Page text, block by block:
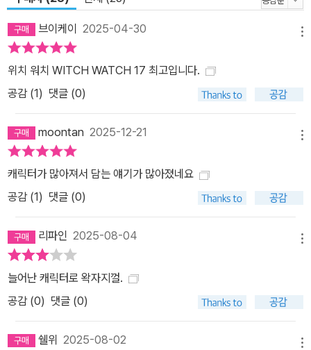
브이케이 2025-04-30
위치 워치 WITCH WATCH 17 최고입니다.
공감 (1) 댓글 (0)
moontan 2025-12-21
캐릭터가 많아져서 담는 얘기가 많아졌네요
공감 (1) 댓글 (0)
리파인 2025-08-04
늘어난 캐릭터로 왁자지껄.
공감 (0) 댓글 (0)
쉘위 2025-08-02